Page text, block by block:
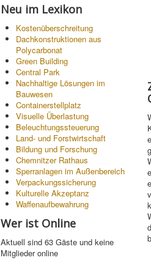
Neu im Lexikon
Kostenüberschreitung
Dachkonstruktionen aus
Polycarbonat
Green Building
Central Park
Nachhaltige Lösungen im
Bauwesen
Containerstellplatz
Visuelle Überlastung
Beleuchtungssteuerung
Land- und Forstwirtschaft
Bildung und Forschung
Chemnitzer Rathaus
Sperranlagen im Außenbereich
Verpackungssicherung
Kulturelle Akzeptanz
Waffenaufbewahrung
Wer ist Online
Aktuell sind 63 Gäste und keine
Mitglieder online